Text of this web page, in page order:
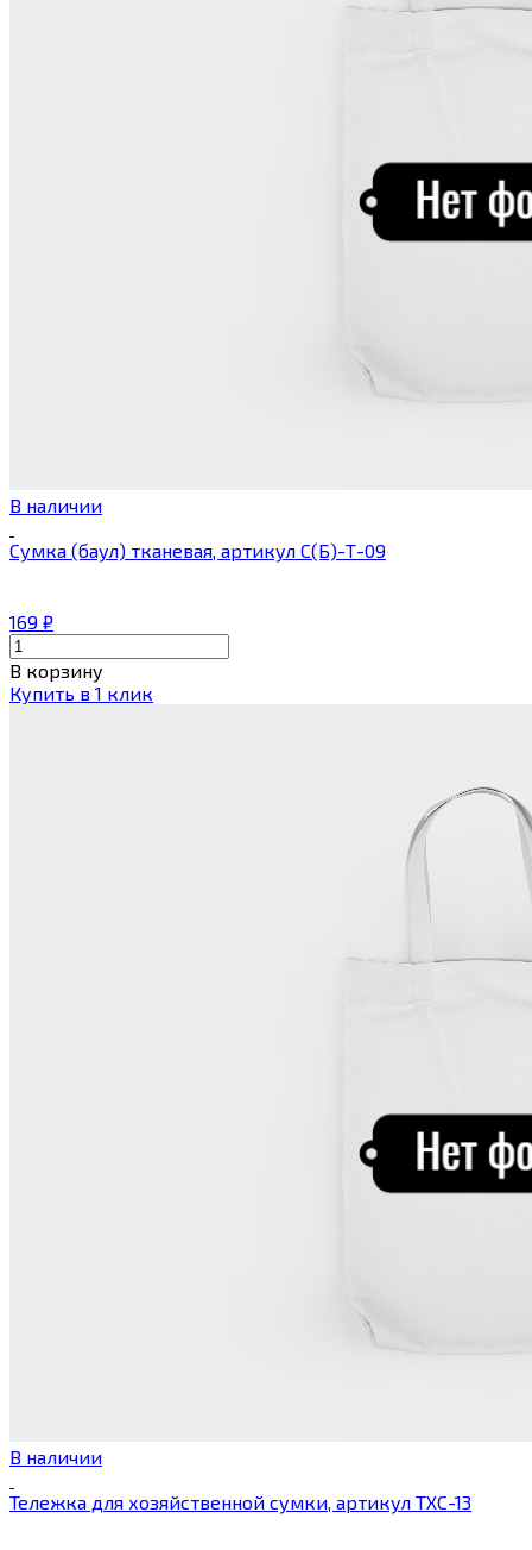
В наличии
Сумка (баул) тканевая, артикул С(Б)-Т-09
169 ₽
В корзину
Купить в 1 клик
В наличии
Тележка для хозяйственной сумки, артикул ТХС-13